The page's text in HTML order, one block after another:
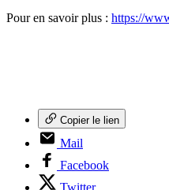
Pour en savoir plus : https://
Copier le lien
Mail
Facebook
Twitter